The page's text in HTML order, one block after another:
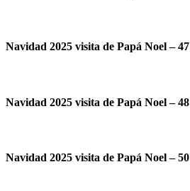
Navidad 2025 visita de Papá Noel – 47
Navidad 2025 visita de Papá Noel – 48
Navidad 2025 visita de Papá Noel – 50